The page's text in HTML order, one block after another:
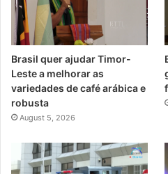
Brasil quer ajudar Timor-
Leste a melhorar as
variedades de café arábica e
robusta
August 5, 2026